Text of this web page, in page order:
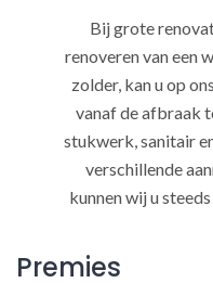
Bij grote
renoveren van een
zolder, kan u op
vanaf de afbraak
stukwerk, sanitair
verschillende
kunnen wij u
Premies